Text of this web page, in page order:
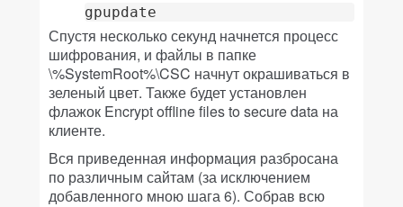
gpupdate
Спустя несколько секунд начнется процесс
шифрования, и файлы в папке
\%SystemRoot%\CSC начнут окрашиваться в
зеленый цвет. Также будет установлен
флажок Encrypt offline files to secure data на
клиенте.
Вся приведенная информация разбросана
по различным сайтам (за исключением
добавленного мною шага 6). Собрав всю